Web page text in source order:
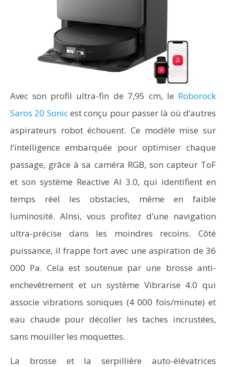
Avec son profil ultra-fin de 7,95 cm, le Roborock
Saros 20 Sonicest conçu pour passer là où d’autres
aspirateurs robot échouent. Ce modèle mise sur
l’intelligence embarquée pour optimiser chaque
passage, grâce à sa caméra RGB, son capteur ToF
et son système Reactive AI 3.0, qui identifient en
temps réel les obstacles, même en faible
luminosité. AInsi, vous profitez d’une navigation
ultra-précise dans les moindres recoins. Côté
puissance, il frappe fort avec une aspiration de 36
000 Pa. Cela est soutenue par une brosse anti-
enchevêtrement et un système Vibrarise 4.0 qui
associe vibrations soniques (4 000 fois/minute) et
eau chaude pour décoller les taches incrustées,
sans mouiller les moquettes.
La brosse et la serpillière auto-élévatrices